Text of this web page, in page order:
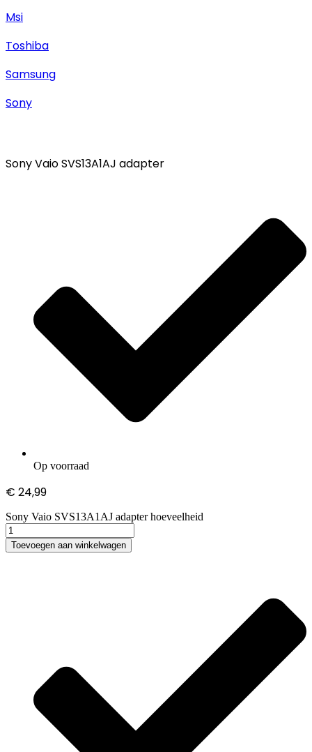
Msi
Toshiba
Samsung
Sony
Sony Vaio SVS13A1AJ adapter
Op voorraad
€ 24,99
Sony Vaio SVS13A1AJ adapter hoeveelheid
Toevoegen aan winkelwagen